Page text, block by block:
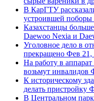
В КарГТУ
устроившей поборы
Казахстанцы
Daewoo Nexia и
Уголовное дело в
прекращено Фев 21,
На работу в
возьмут инвалидов
К историческому
делать пристройку
В Центральном